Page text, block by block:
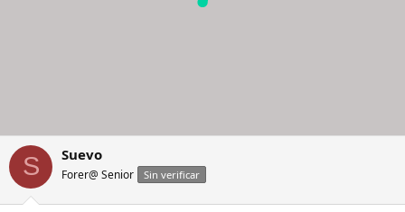
S Suevo
Forer@ Senior Sin verificar